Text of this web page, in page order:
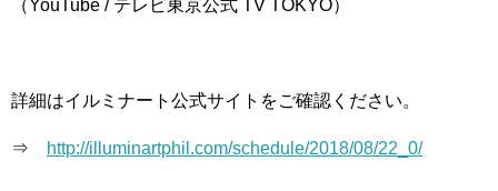
（YouTube / テレビ東京公式 TV TOKYO）
詳細はイルミナート公式サイトをご確認ください。
⇒ http://illuminartphil.com/schedule/2018/08/22_0/